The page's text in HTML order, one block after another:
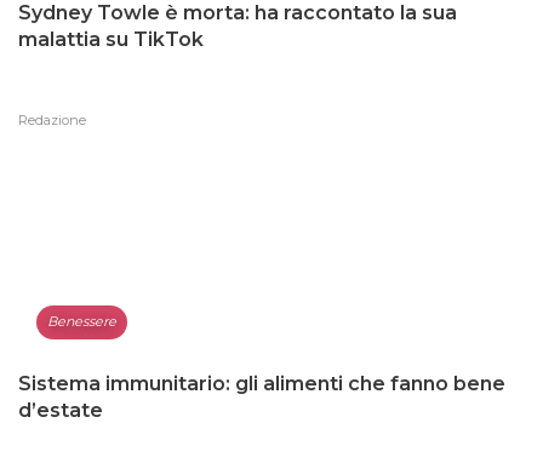
Sydney Towle è morta: ha raccontato la sua
malattia su TikTok
Redazione
Benessere
Sistema immunitario: gli alimenti che fanno bene
d’estate